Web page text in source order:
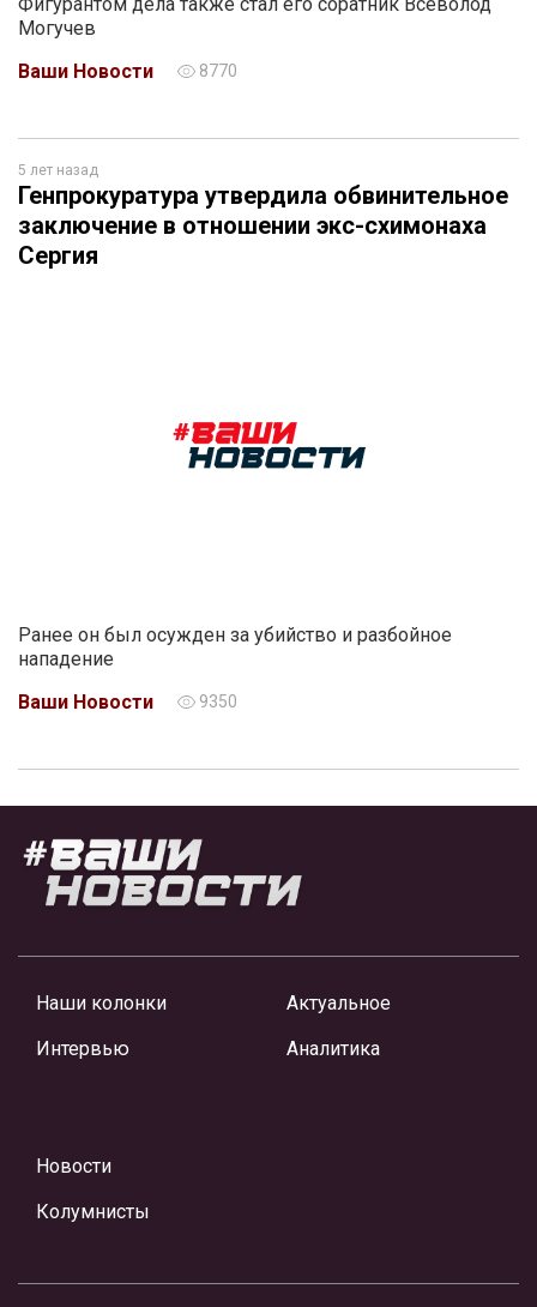
Могучев
Ваши Новости
8770
5 лет назад
Генпрокуратура утвердила обвинительное
заключение в отношении экс-схимонаха
Сергия
Ранее он был осужден за убийство и разбойное
нападение
Ваши Новости
9350
Наши колонки
Интервью
Актуальное
Аналитика
Новости
Колумнисты